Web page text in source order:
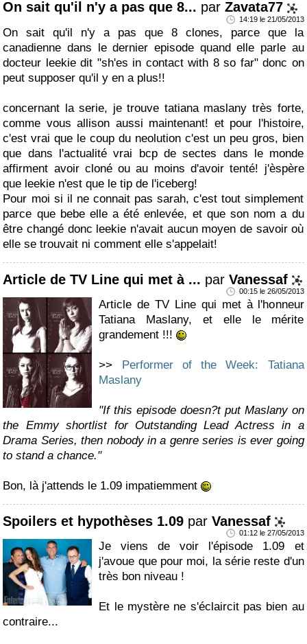
On sait qu'il n'y a pas que 8... parZavata77
14:19 le 21/05/2013
On sait qu'il n'y a pas que 8 clones, parce que la
canadienne dans le dernier episode quand elle parle au
docteur leekie dit "sh'es in contact with 8 so far" donc on
peut supposer qu'il y en a plus!!
concernant la serie, je trouve tatiana maslany très forte,
comme vous allison aussi maintenant! et pour l'histoire,
c'est vrai que le coup du neolution c'est un peu gros, bien
que dans l'actualité vrai bcp de sectes dans le monde
affirment avoir cloné ou au moins d'avoir tenté! j'èspère
que leekie n'est que le tip de l'iceberg!
Pour moi si il ne connait pas sarah, c'est tout simplement
parce que bebe elle a été enlevée, et que son nom a du
être changé donc leekie n'avait aucun moyen de savoir où
elle se trouvait ni comment elle s'appelait!
Article de TV Line qui met à ... parVanessaf
00:15 le 26/05/2013
Article de TV Line qui met à l'honneur
Tatiana Maslany, et elle le mérite
grandement !!!
>> Performer of the Week: Tatiana
Maslany
"If this episode doesn?t put Maslany on
the Emmy shortlist for Outstanding Lead Actress in a
Drama Series, then nobody in a genre series is ever going
to stand a chance."
Bon, là j'attends le 1.09 impatiemment
Spoilers et hypothèses 1.09 parVanessaf
01:12 le 27/05/2013
Je viens de voir l'épisode 1.09 et
j'avoue que pour moi, la série reste d'un
très bon niveau !
Et le mystère ne s'éclaircit pas bien au
contraire...